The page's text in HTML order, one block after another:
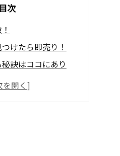
目次
けたら即売り！
訣はココにあり
るチャンス